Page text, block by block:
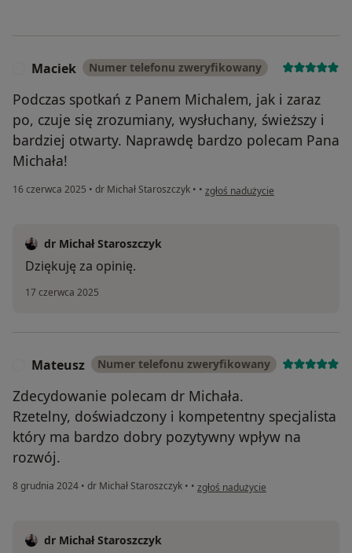
Maciek Numer telefonu zweryfikowany
Podczas spotkań z Panem Michalem, jak i zaraz
po, czuje się zrozumiany, wysłuchany, świeższy i
bardziej otwarty. Naprawdę bardzo polecam Pana
Michała!
16 czerwca 2025 • dr Michał Staroszczyk • • w opinii użytkownika Maciek
zgłoś nadużycie
dr Michał Staroszczyk
Dziękuję za opinię.
17 czerwca 2025
Mateusz Numer telefonu zweryfikowany
Zdecydowanie polecam dr Michała.
Rzetelny, doświadczony i kompetentny specjalista
który ma bardzo dobry pozytywny wpływ na
rozwój.
8 grudnia 2024 • dr Michał Staroszczyk • • w opinii użytkownika Mateusz
zgłoś nadużycie
dr Michał Staroszczyk